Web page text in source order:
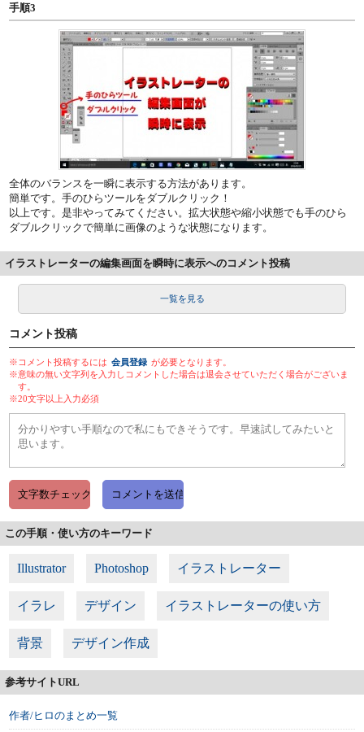
手順3
全体のバランスを一瞬に表示する方法があります。
簡単です。手のひらツールをダブルクリック！
以上です。是非やってみてください。拡大状態や縮小状態でも手のひら
ダブルクリックで簡単に画像のような状態になります。
イラストレーターの編集画面を瞬時に表示へのコメント投稿
一覧を見る
コメント投稿
※コメント投稿するには 会員登録 が必要となります。
※意味の無い文字列を入力しコメントした場合は退会させていただく場合がございま
す。
※20文字以上入力必須
この手順・使い方のキーワード
Illustrator Photoshop イラストレーター
イラレ デザイン イラストレーターの使い方
背景 デザイン作成
参考サイトURL
作者/ヒロのまとめ一覧